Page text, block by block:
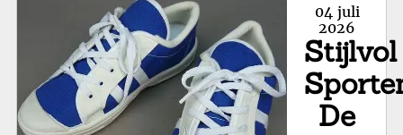
Posted
on
04 juli
2026
Stijlvol
De